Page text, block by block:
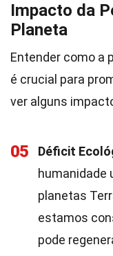
Impacto da
Planeta
Entender como a
é crucial para
ver alguns
05 Déficit
humanidade
planetas
estamos
pode